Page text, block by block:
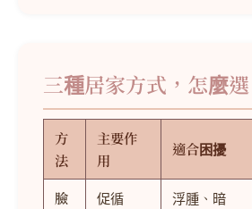
三種居家方式，怎麼選
方
法
主要作
用
適合困擾
臉
促循
浮腫、暗